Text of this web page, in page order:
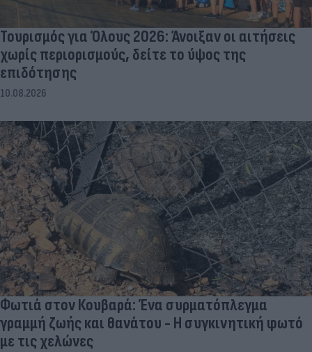
Τουρισμός για Όλους 2026: Άνοιξαν οι αιτήσεις
χωρίς περιορισμούς, δείτε το ύψος της
επιδότησης
10.08.2026
Φωτιά στον Κουβαρά: Ένα συρματόπλεγμα
γραμμή ζωής και θανάτου - Η συγκινητική φωτό
με τις χελώνες